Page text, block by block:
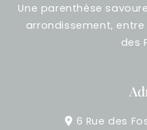
Une parenthèse
arrondissement,
des
6 Rue des